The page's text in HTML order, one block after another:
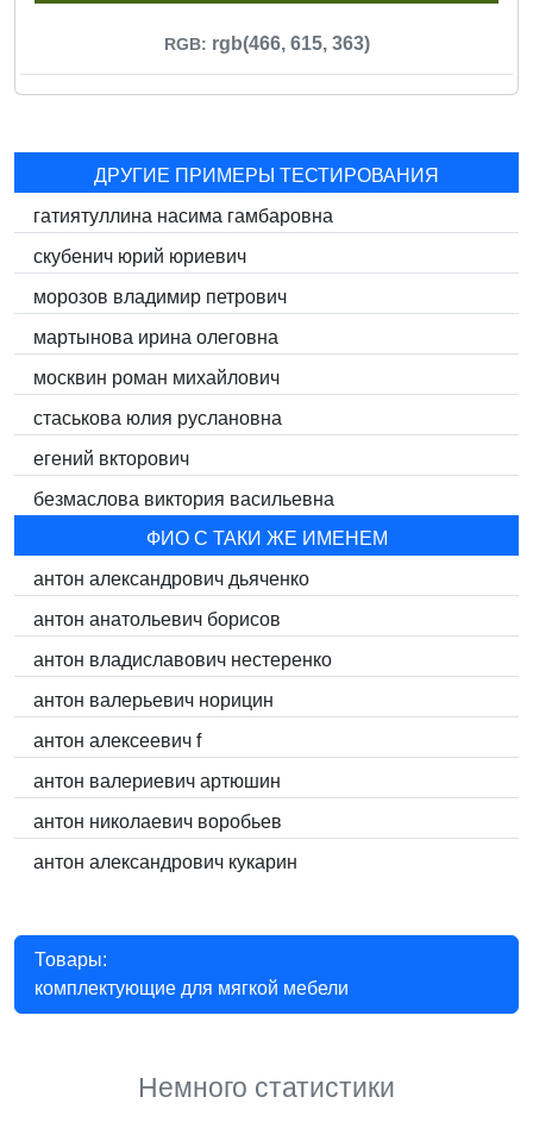
RGB: rgb(466, 615, 363)
ДРУГИЕ ПРИМЕРЫ ТЕСТИРОВАНИЯ
гатиятуллина насима гамбаровна
скубенич юрий юриевич
морозов владимир петрович
мартынова ирина олеговна
москвин роман михайлович
стаськова юлия руслановна
егений вкторович
безмаслова виктория васильевна
ФИО С ТАКИ ЖЕ ИМЕНЕМ
антон александрович дьяченко
антон анатольевич борисов
антон владиславович нестеренко
антон валерьевич норицин
антон алексеевич f
антон валериевич артюшин
антон николаевич воробьев
антон александрович кукарин
Товары:
комплектующие для мягкой мебели
Немного статистики